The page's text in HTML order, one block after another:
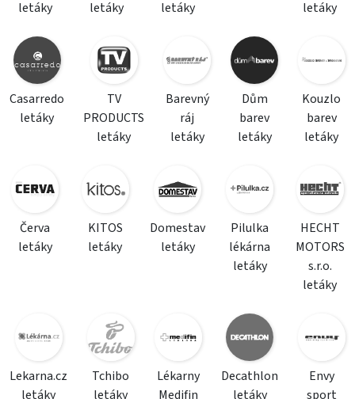
letáky
letáky
letáky
letáky
Casarredo
letáky
TV
PRODUCTS
letáky
Barevný
ráj
letáky
Dům
barev
letáky
Kouzlo
barev
letáky
Červa
letáky
KITOS
letáky
Domestav
letáky
Pilulka
lékárna
letáky
HECHT
MOTORS
s.r.o.
letáky
Lekarna.cz
letáky
Tchibo
letáky
Lékarny
Medifin
Decathlon
letáky
Envy
sport